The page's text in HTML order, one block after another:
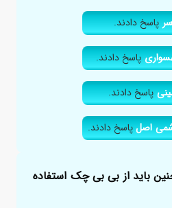
پاسخ دادند.
پاسخ دادند.
پاسخ دادند.
اصلپاسخ دادند.
باید از بی بی چک استفاده